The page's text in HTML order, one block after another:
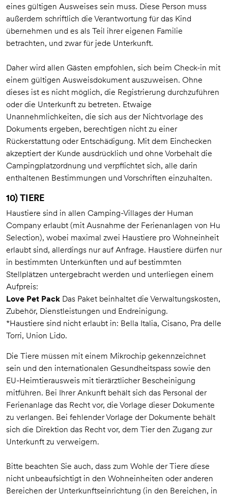
eines gültigen Ausweises sein muss. Diese Person muss
außerdem schriftlich die Verantwortung für das Kind
übernehmen und es als Teil ihrer eigenen Familie
betrachten, und zwar für jede Unterkunft.
Daher wird allen Gästen empfohlen, sich beim Check-in mit
einem gültigen Ausweisdokument auszuweisen. Ohne
dieses ist es nicht möglich, die Registrierung durchzuführen
oder die Unterkunft zu betreten. Etwaige
Unannehmlichkeiten, die sich aus der Nichtvorlage des
Dokuments ergeben, berechtigen nicht zu einer
Rückerstattung oder Entschädigung. Mit dem Einchecken
akzeptiert der Kunde ausdrücklich und ohne Vorbehalt die
Campingplatzordnung und verpflichtet sich, alle darin
enthaltenen Bestimmungen und Vorschriften einzuhalten.
10) TIERE
Haustiere sind in allen Camping-Villages der Human
Company erlaubt (mit Ausnahme der Ferienanlagen von Hu
Selection), wobei maximal zwei Haustiere pro Wohneinheit
erlaubt sind, allerdings nur auf Anfrage. Haustiere dürfen nur
in bestimmten Unterkünften und auf bestimmten
Stellplätzen untergebracht werden und unterliegen einem
Aufpreis:
Love Pet Pack Das Paket beinhaltet die Verwaltungskosten,
Zubehör, Dienstleistungen und Endreinigung.
*Haustiere sind nicht erlaubt in: Bella Italia, Cisano, Pra delle
Torri, Union Lido.
Die Tiere müssen mit einem Mikrochip gekennzeichnet
sein und den internationalen Gesundheitspass sowie den
EU-Heimtierausweis mit tierärztlicher Bescheinigung
mitführen. Bei Ihrer Ankunft behält sich das Personal der
Ferienanlage das Recht vor, die Vorlage dieser Dokumente
zu verlangen. Bei fehlender Vorlage der Dokumente behält
sich die Direktion das Recht vor, dem Tier den Zugang zur
Unterkunft zu verweigern.
Bitte beachten Sie auch, dass zum Wohle der Tiere diese
nicht unbeaufsichtigt in den Wohneinheiten oder anderen
Bereichen der Unterkunftseinrichtung (in den Bereichen, in